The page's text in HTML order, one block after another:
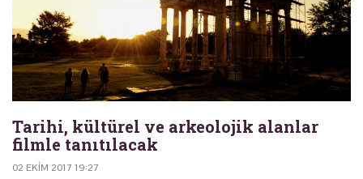
Tarihi, kültürel ve arkeolojik alanlar
filmle tanıtılacak
02 EKIM 2017 19:27